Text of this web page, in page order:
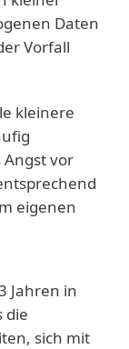
Daten
Vorfall
kleinere
vor
eigenen
Jahren in
die
sich mit